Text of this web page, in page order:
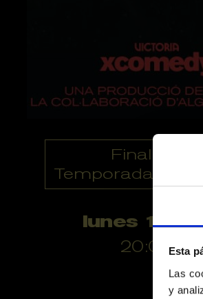
Esta
Las
y
Finalizado
Temporadas
lunes 10
20:00 h